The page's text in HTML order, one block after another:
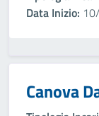
Data Inizio:
Canova